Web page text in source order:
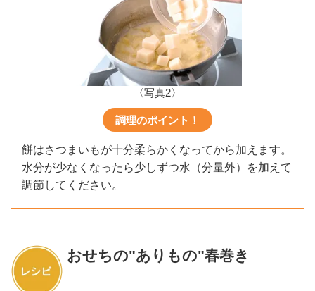
〈写真2〉
調理のポイント！
餅はさつまいもが十分柔らかくなってから加えます。
水分が少なくなったら少しずつ水（分量外）を加えて
調節してください。
おせちの"ありもの"春巻き